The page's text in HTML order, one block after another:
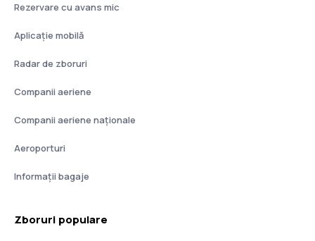
Rezervare cu avans mic
Aplicație mobilă
Radar de zboruri
Companii aeriene
Companii aeriene naţionale
Aeroporturi
Informații bagaje
Zboruri populare